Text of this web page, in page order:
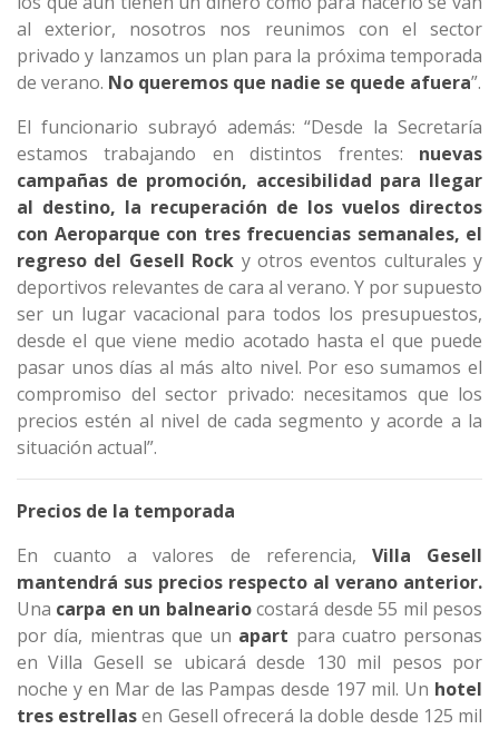
al exterior, nosotros nos reunimos con el sector
privado y lanzamos un plan para la próxima temporada
de verano. No queremos que nadie se quede afuera”.
El funcionario subrayó además: “Desde la Secretaría
estamos trabajando en distintos frentes: nuevas
campañas de promoción, accesibilidad para llegar
al destino, la recuperación de los vuelos directos
con Aeroparque con tres frecuencias semanales, el
regreso del Gesell Rock y otros eventos culturales y
deportivos relevantes de cara al verano. Y por supuesto
ser un lugar vacacional para todos los presupuestos,
desde el que viene medio acotado hasta el que puede
pasar unos días al más alto nivel. Por eso sumamos el
compromiso del sector privado: necesitamos que los
precios estén al nivel de cada segmento y acorde a la
situación actual”.
Precios de la temporada
En cuanto a valores de referencia, Villa Gesell
mantendrá sus precios respecto al verano anterior.
Una carpa en un balneariocostará desde 55 mil pesos
por día, mientras que un apart para cuatro personas
en Villa Gesell se ubicará desde 130 mil pesos por
noche y en Mar de las Pampas desde 197 mil. Un hotel
tres estrellasen Gesell ofrecerá la doble desde 125 mil